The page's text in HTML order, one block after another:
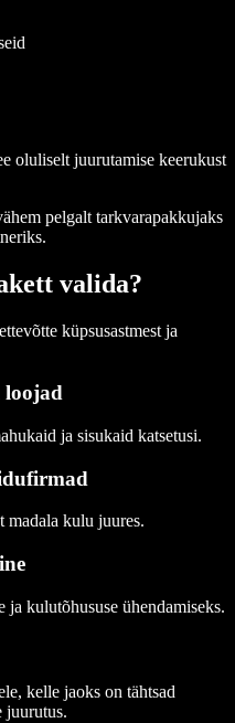
oluliselt juurutamise keerukust
pelgalt tarkvarapakkujaks
valida?
küpsusastmest ja
loojad
ja sisukaid katsetusi.
madala kulu juures.
ja kulutõhususe ühendamiseks.
kelle jaoks on tähtsad
juurutus.